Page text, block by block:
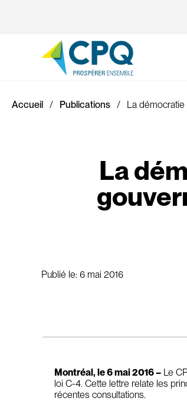
Accueil Publications La
La
Publié le: 6 mai 2016
Montréal, le 6 mai 2016 – Le
loi C-4. Cette lettre relate les
récentes consultations.